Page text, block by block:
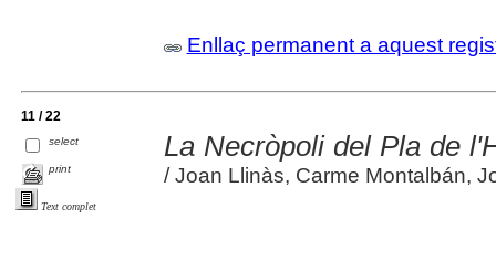
Enllaç permanent a aquest
11 / 22
select
print
Text complet
La Necròpoli del Pla de
/ Joan Llinàs, Carme Montalbán,